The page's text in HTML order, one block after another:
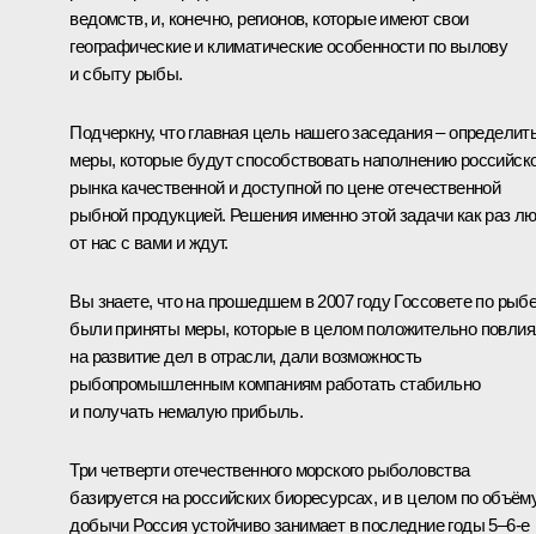
ведомств, и, конечно, регионов, которые имеют свои
географические и климатические особенности по вылову
и сбыту рыбы.
Подчеркну, что главная цель нашего заседания –
меры, которые будут способствовать наполнению
рынка качественной и доступной по цене отечественной
рыбной продукцией. Решения именно этой задачи как раз
от нас с вами и ждут.
Вы знаете, что на прошедшем в 2007 году Госсовете по
были приняты меры, которые в целом положительно
на развитие дел в отрасли, дали возможность
рыбопромышленным компаниям работать стабильно
и получать немалую прибыль.
Три четверти отечественного морского рыболовства
базируется на российских биоресурсах, и в целом по
добычи Россия устойчиво занимает в последние годы 5–6-е